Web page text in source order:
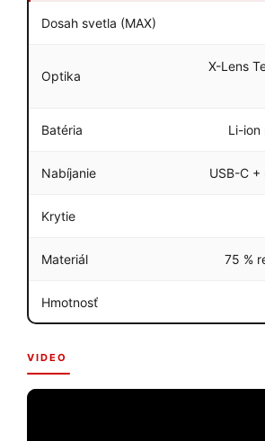
Dosah svetla (MAX)
Optika
X-Lens
Batéria Li-ion
Nabíjanie USB-C
Krytie
Materiál 75 %
Hmotnosť
VIDEO